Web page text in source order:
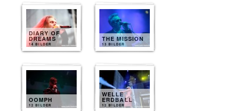
DIARY OF
DREAMS
14 BILDER
THE MISSION
13 BILDER
OOMPH
12 BILDER
WELLE
ERDBALL
12 BILDER